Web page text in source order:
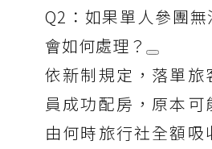
Q2：如果單人參團
會如何處理？
依新制規定，落單旅
員成功配房，原本
由何時旅行社全額